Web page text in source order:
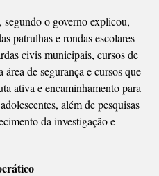
o governo explicou,
patrulhas e rondas escolares
civis municipais, cursos de
de segurança e cursos que
ativa e encaminhamento para
além de pesquisas
da investigação e